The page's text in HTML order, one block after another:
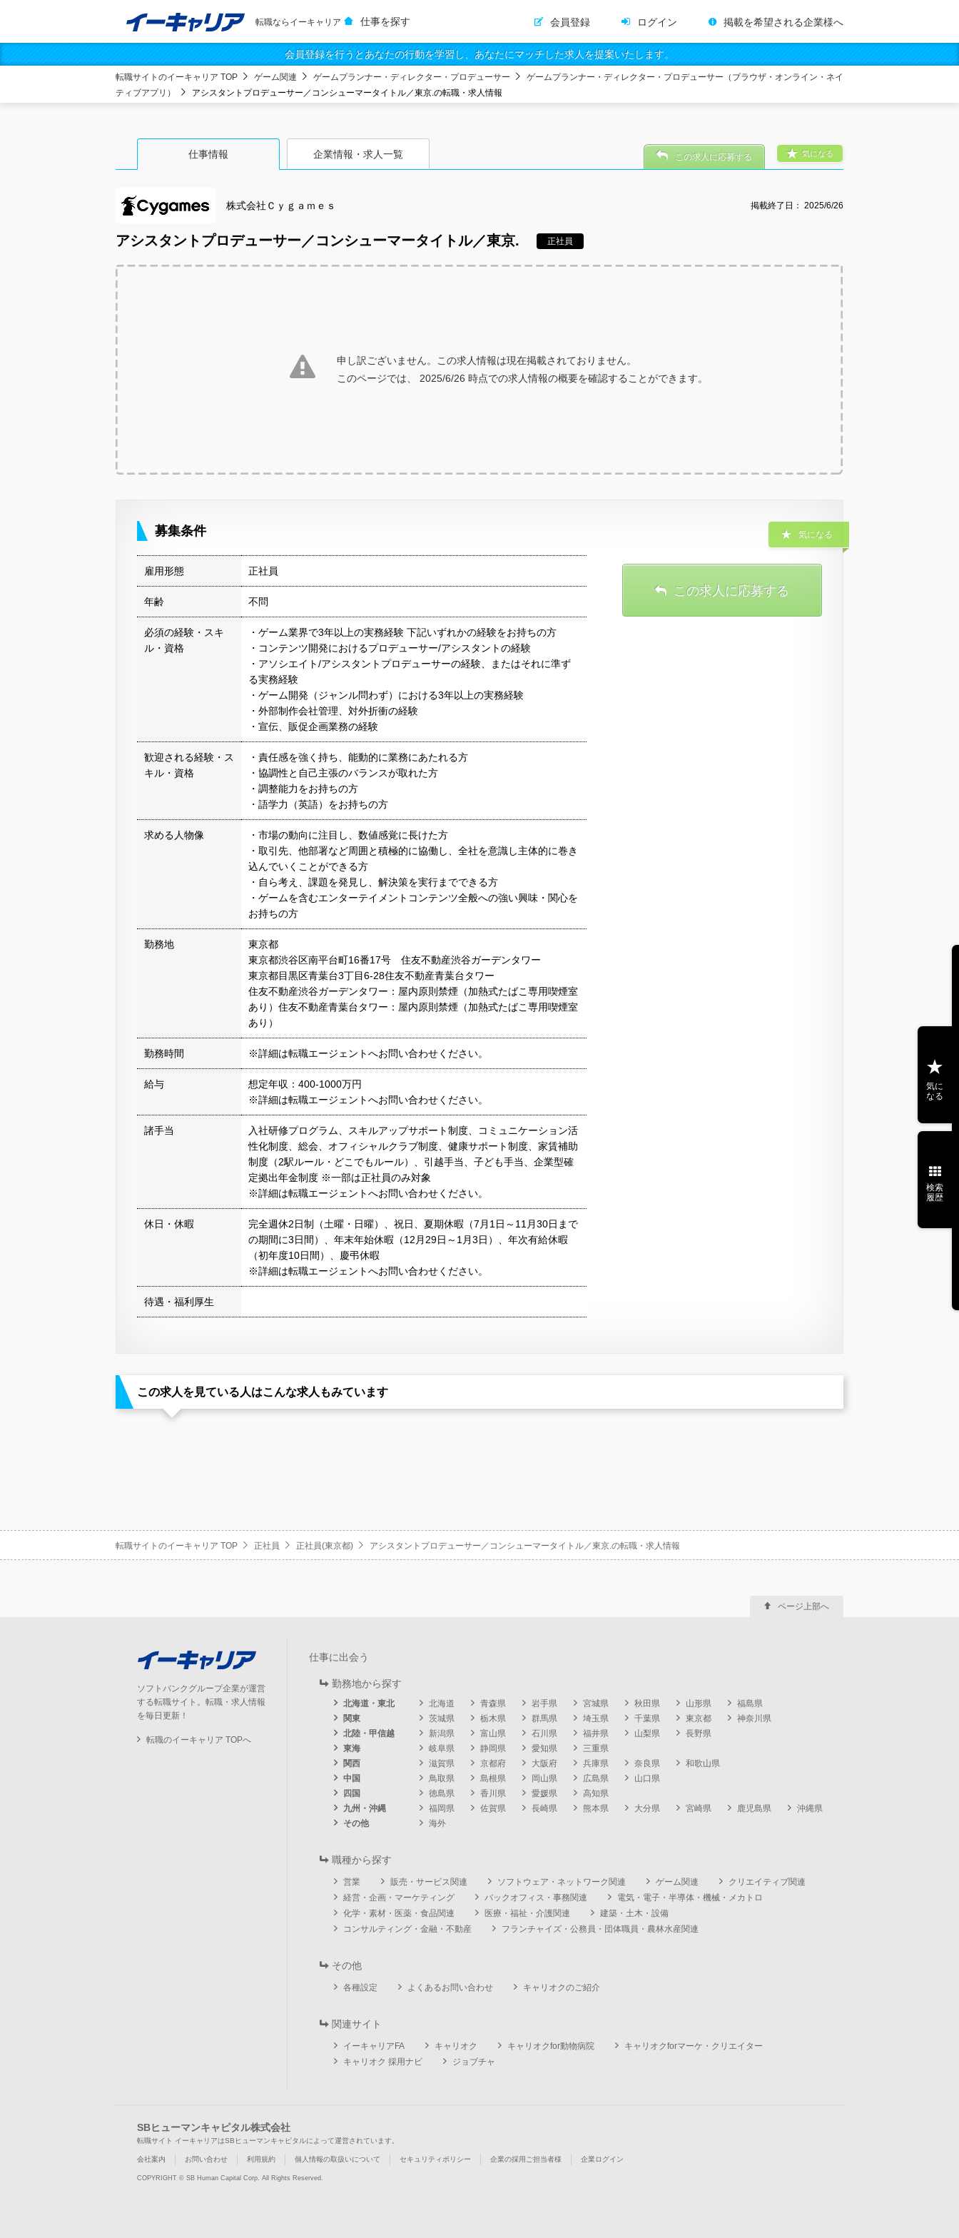
転職ならイーキャリア 仕事を探す 会員登録 ログイン 掲載を希望される企業様へ
会員登録を行うとあなたの行動を学習し、あなたにマッチした求人を提案いたします。
転職サイトのイーキャリア TOP ゲーム関連 ゲームプランナー・ディレクター・プロデューサー
ゲームプランナー・ディレクター・プロデューサー（ブラウザ・オンライン・ネイ
ティブアプリ）
アシスタントプロデューサー／コンシューマータイトル／東京.の転職・求人情報
仕事情報 企業情報・求人一覧
株式会社Ｃｙｇａｍｅｓ 掲載終了日： 2025/6/26
アシスタントプロデューサー／コンシューマータイトル／東京. 正社員
気になる
この求人に応募する
申し訳ございません。この求人情報は現在掲載されておりません。
このページでは、 2025/6/26 時点での求人情報の概要を確認することができます。
募集条件
雇用形態 正社員
年齢 不問
必須の経験・スキ
ル・資格
・ゲーム業界で3年以上の実務経験 下記いずれかの経験をお持ちの方
・コンテンツ開発におけるプロデューサー/アシスタントの経験
・アソシエイト/アシスタントプロデューサーの経験、またはそれに準ず
る実務経験
・ゲーム開発（ジャンル問わず）における3年以上の実務経験
・外部制作会社管理、対外折衝の経験
・宣伝、販促企画業務の経験
歓迎される経験・ス
キル・資格
・責任感を強く持ち、能動的に業務にあたれる方
・協調性と自己主張のバランスが取れた方
・調整能力をお持ちの方
・語学力（英語）をお持ちの方
求める人物像
・市場の動向に注目し、数値感覚に長けた方
・取引先、他部署など周囲と積極的に協働し、全社を意識し主体的に巻き
込んでいくことができる方
・自ら考え、課題を発見し、解決策を実行までできる方
・ゲームを含むエンターテイメントコンテンツ全般への強い興味・関心を
お持ちの方
勤務地
東京都
東京都渋谷区南平台町16番17号 住友不動産渋谷ガーデンタワー
東京都目黒区青葉台3丁目6-28住友不動産青葉台タワー
住友不動産渋谷ガーデンタワー：屋内原則禁煙（加熱式たばこ専用喫煙室
あり）住友不動産青葉台タワー：屋内原則禁煙（加熱式たばこ専用喫煙室
あり）
勤務時間 ※詳細は転職エージェントへお問い合わせください。
給与
想定年収：400-1000万円
※詳細は転職エージェントへお問い合わせください。
諸手当
入社研修プログラム、スキルアップサポート制度、コミュニケーション活
性化制度、総会、オフィシャルクラブ制度、健康サポート制度、家賃補助
制度（2駅ルール・どこでもルール）、引越手当、子ども手当、企業型確
定拠出年金制度 ※一部は正社員のみ対象
※詳細は転職エージェントへお問い合わせください。
休日・休暇
完全週休2日制（土曜・日曜）、祝日、夏期休暇（7月1日～11月30日まで
の期間に3日間）、年末年始休暇（12月29日～1月3日）、年次有給休暇
（初年度10日間）、慶弔休暇
※詳細は転職エージェントへお問い合わせください。
待遇・福利厚生
気になる
この求人に応募する
この求人を見ている人はこんな求人もみています
転職サイトのイーキャリア TOP 正社員 正社員(東京都) アシスタントプロデューサー／コンシューマータイトル／東京.の転職・求人情報
気に
なる
検索
履歴
ソフトバンクグループ企業が運営
する転職サイト。転職・求人情報
を毎日更新！
転職のイーキャリア TOPへ
仕事に出会う
勤務地から探す
北海道・東北 北海道 青森県 岩手県 宮城県 秋田県 山形県
福島県
関東
茨城県 栃木県 群馬県 埼玉県 千葉県 東京都
神奈川県
北陸・甲信越
新潟県 富山県 石川県 福井県 山梨県
長野県
東海
岐阜県 静岡県 愛知県
三重県
関西
滋賀県 京都府 大阪府 兵庫県 奈良県
和歌山県
中国
鳥取県 島根県 岡山県 広島県
山口県
四国
徳島県 香川県 愛媛県
高知県
九州・沖縄
福岡県 佐賀県 長崎県 熊本県 大分県 宮崎県 鹿児島県
沖縄県
その他
海外
職種から探す
営業 販売・サービス関連 ソフトウェア・ネットワーク関連 ゲーム関連
クリエイティブ関連
経営・企画・マーケティング
バックオフィス・事務関連
電気・電子・半導体・機械・メカトロ
化学・素材・医薬・食品関連
医療・福祉・介護関連
建築・土木・設備
コンサルティング・金融・不動産
フランチャイズ・公務員・団体職員・農林水産関連
その他
各種設定 よくあるお問い合わせ キャリオクのご紹介
関連サイト
イーキャリアFA キャリオク キャリオクfor動物病院
キャリオクforマーケ・クリエイター
キャリオク 採用ナビ
ジョブチャ
SBヒューマンキャピタル株式会社
転職サイト イーキャリアはSBヒューマンキャピタルによって運営されています。
会社案内 お問い合わせ 利用規約 個人情報の取扱いについて セキュリティポリシー 企業の採用ご担当者様 企業ログイン
COPYRIGHT © SB Human Capital Corp. All Rights Reserved.
ページ上部へ